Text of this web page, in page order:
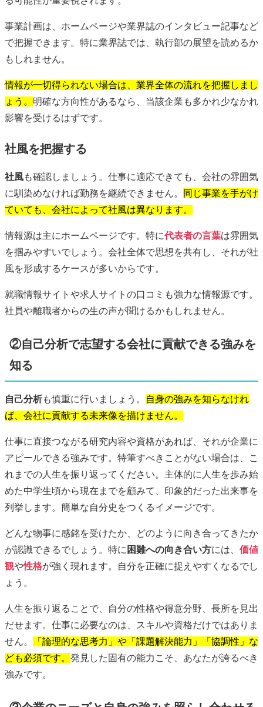
事業計画は、ホームページや業界誌のインタビュー記事など
で把握できます。特に業界誌では、執行部の展望を読めるか
もしれません。
情報が一切得られない場合は、業界全体の流れを把握しまし
ょう。 明確な方向性があるなら、当該企業も多かれ少なかれ
影響を受けるはずです。
社風を把握する
社風も確認しましょう。仕事に適応できても、会社の雰囲気
に馴染めなければ勤務を継続できません。
同じ事業を手がけ
ていても、会社によって社風は異なります。
情報源は主にホームページです。特に代表者の言葉は雰囲気
を掴みやすいでしょう。会社全体で思想を共有し、それが社
風を形成するケースが多いからです。
就職情報サイトや求人サイトの口コミも強力な情報源です。
社員や離職者からの生の声が聞けるかもしれません。
②自己分析で志望する会社に貢献できる強みを
知る
自己分析も慎重に行いましょう。
自身の強みを知らなけれ
ば、会社に貢献する未来像を描けません。
仕事に直接つながる研究内容や資格があれば、それが企業に
アピールできる強みです。特筆すべきことがない場合は、こ
れまでの人生を振り返ってください。主体的に人生を歩み始
めた中学生頃から現在までを顧みて、印象的だった出来事を
列挙します。簡単な自分史をつくるイメージです。
どんな物事に感銘を受けたか、どのように向き合ってきたか
が認識できるでしょう。特に 困難への向き合い方には、 価値
観や性格が強く現れます。自分を正確に捉えやすくなるでし
ょう。
人生を振り返ることで、自分の性格や得意分野、長所を見出
だせます。仕事に必要なのは、スキルや資格だけではありま
せん。
「論理的な思考力」や「課題解決能力」「協調性」な
ども必須です。 発見した固有の能力こそ、あなたが誇るべき
強みです。